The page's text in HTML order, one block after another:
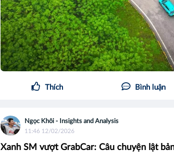
Thích Bình luận
Ngọc Khôi - Insights and Analysis
11:46 12/02/2026
Xanh SM vượt GrabCar: Câu chuyện lật